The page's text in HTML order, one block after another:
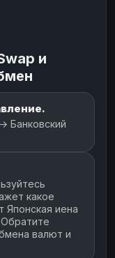
и
Банковский
какое
Японская иена
валют и